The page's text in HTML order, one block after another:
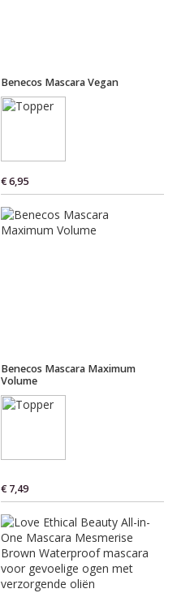
Benecos Mascara Vegan
€ 6,95
Benecos Mascara Maximum
Volume
€ 7,49